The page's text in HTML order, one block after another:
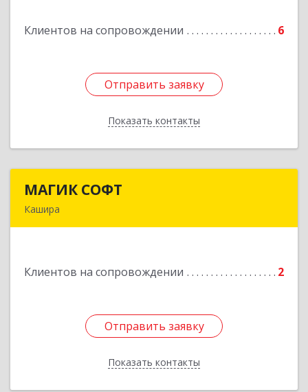
Клиентов на сопровождении 6
Отправить заявку
Показать контакты
Подробнее
Отправить заявку
Назад
МАГИК СОФТ
Кашира
Клиентов на сопровождении 2
Отправить заявку
Показать контакты
Отправить заявку
Назад